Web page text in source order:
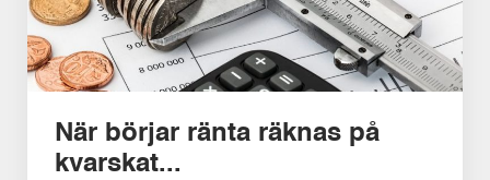
När börjar ränta räknas på
kvarskat...